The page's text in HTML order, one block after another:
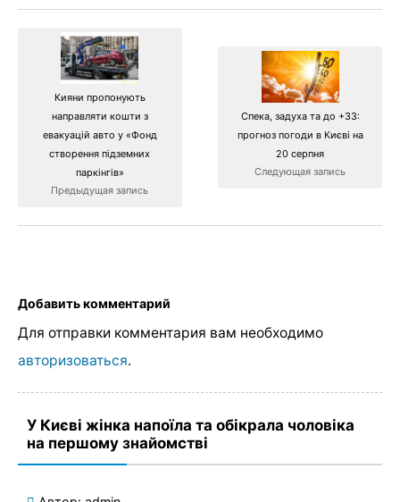
Кияни пропонують
направляти кошти з
евакуацій авто у «Фонд
створення підземних
паркінгів»
Предыдущая запись
Спека, задуха та до +33:
прогноз погоди в Києві на
20 серпня
Следующая запись
Добавить комментарий
Для отправки комментария вам необходимо
авторизоваться.
У Києві жінка напоїла та обікрала чоловіка
на першому знайомстві